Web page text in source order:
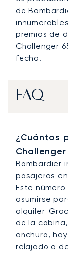
de
premios de
Challenger
fecha.
FAQ
¿Cuántos
Challenger
Bombardier
pasajeros
Este
asumirse
alquiler.
de la
anchura,
relajado o